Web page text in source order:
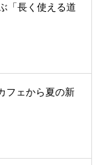
「長く使える道
フェから夏の新